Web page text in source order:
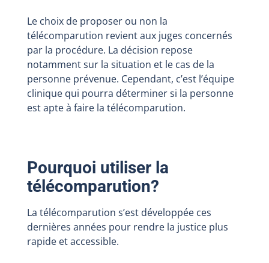
Le choix de proposer ou non la
télécomparution revient aux juges concernés
par la procédure. La décision repose
notamment sur la situation et le cas de la
personne prévenue. Cependant, c’est l’équipe
clinique qui pourra déterminer si la personne
est apte à faire la télécomparution.
Pourquoi utiliser la
télécomparution?
La télécomparution s’est développée ces
dernières années pour rendre la justice plus
rapide et accessible.